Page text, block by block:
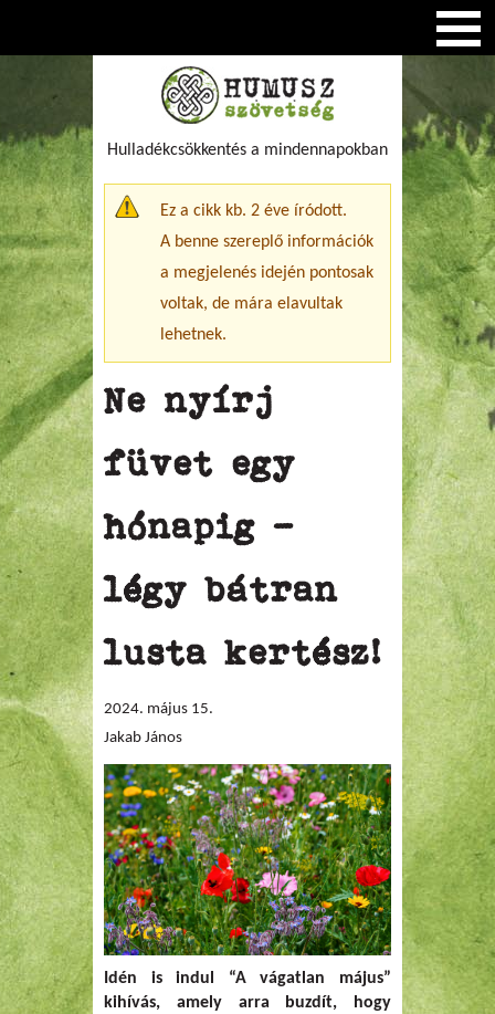
Hulladékcsökkentés a mindennapokban
Figyelmeztető üzenet
Ez a cikk kb. 2 éve íródott.
A benne szereplő információk
a megjelenés idején pontosak
voltak, de mára elavultak
lehetnek.
Ne nyírj
füvet egy
hónapig –
légy bátran
lusta kertész!
2024. május 15.
Jakab János
Idén is indul “A vágatlan május”
kihívás, amely arra buzdít, hogy